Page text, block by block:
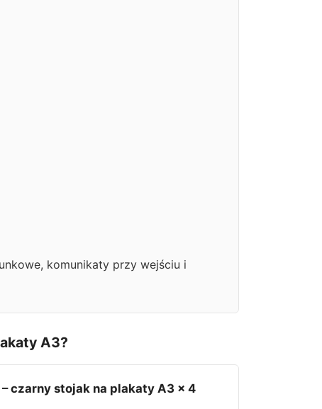
komunikaty przy wejściu i
A3?
czarny stojak na plakaty A3 x 4